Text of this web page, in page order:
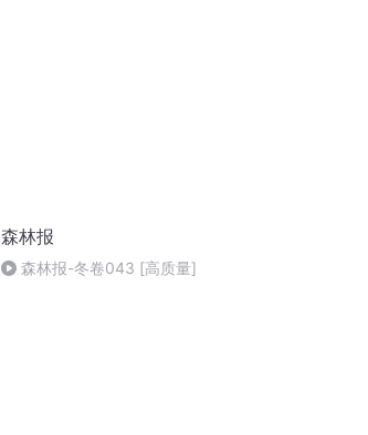
森林报
森林报-冬卷043 [高质量]